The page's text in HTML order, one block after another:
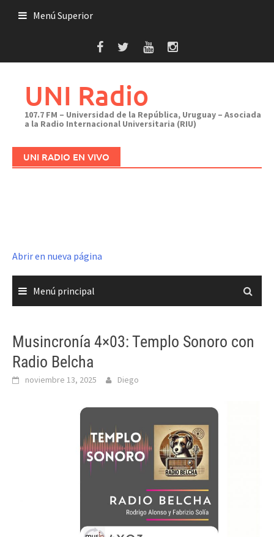
Menú Superior
UNI Radio
107.7 FM – Universidad de la República, Uruguay – Asociada
a la Radio Internacional Universitaria (RIU)
UNI RADIO EN VIVO
Abrir en nueva página
Menú principal
Musincronía 4×03: Templo Sonoro con
Radio Belcha
noviembre 13, 2025 Diego